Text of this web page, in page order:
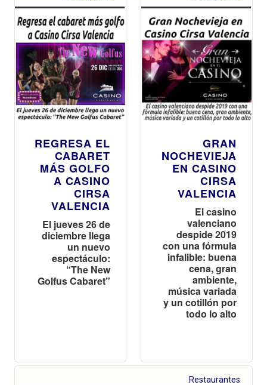
REGRESA EL
CABARET
MÁS GOLFO
A CASINO
CIRSA
VALENCIA
El jueves 26 de
diciembre llega
un nuevo
espectáculo:
“The New
Golfus Cabaret”
GRAN
NOCHEVIEJA
EN CASINO
CIRSA
VALENCIA
El casino
valenciano
despide 2019
con una fórmula
infalible: buena
cena, gran
ambiente,
música variada
y un cotillón por
todo lo alto
Restaurantes